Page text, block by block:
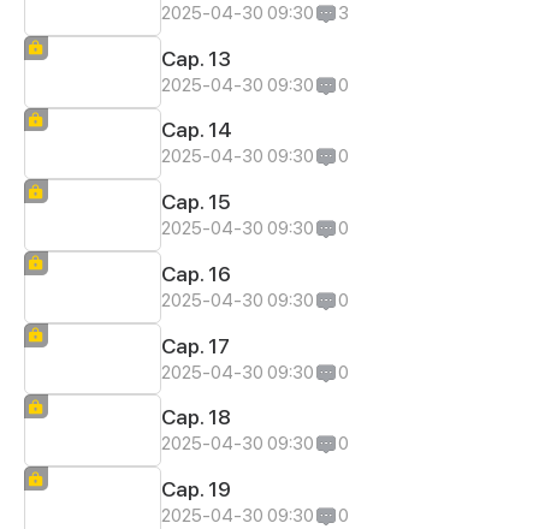
2025-04-30 09:30 3
Cap. 13
2025-04-30 09:30 0
Cap. 14
2025-04-30 09:30 0
Cap. 15
2025-04-30 09:30 0
Cap. 16
2025-04-30 09:30 0
Cap. 17
2025-04-30 09:30 0
Cap. 18
2025-04-30 09:30 0
Cap. 19
2025-04-30 09:30 0